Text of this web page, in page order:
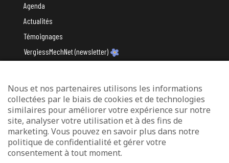
Agenda
Actualités
Témoignages
VergiessMechNet (newsletter)
Avec le soutien du
Mentions légales
Nous et nos partenaires utilisons les informations
collectées par le biais de cookies et de technologies
similaires pour améliorer votre expérience sur notre
site, analyser votre utilisation et à des fins de
marketing. Vous pouvez en savoir plus dans notre
politique de confidentialité et gérer votre
consentement à tout moment.